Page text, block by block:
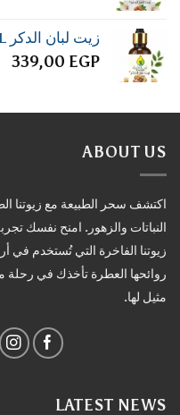
زيت لبان الدكر Frankincense Oil 30 ML
339,00 EGP
ABOUT US
اكتشف سحر الطبيعة مع زيوتنا
النباتات والزهور. امنح نفسك
زيوتنا الفاخرة التي تُستخدم في
روائحها العطرة تأخذك في رحلة
مثيل لها.
LATEST NEWS